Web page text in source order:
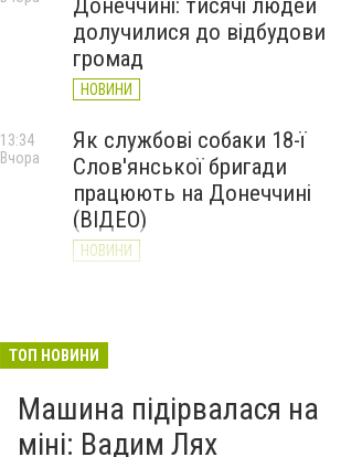
Донеччині: тисячі людей
долучилися до відбудови
громад
НОВИНИ
Як службові собаки 18-ї
Слов'янської бригади
працюють на Донеччині
(ВІДЕО)
НОВИНИ
13:34
Вчора
та найближчих напрямках
ТОП НОВИНИ
Машина підірвалася на
міні: Вадим Лях